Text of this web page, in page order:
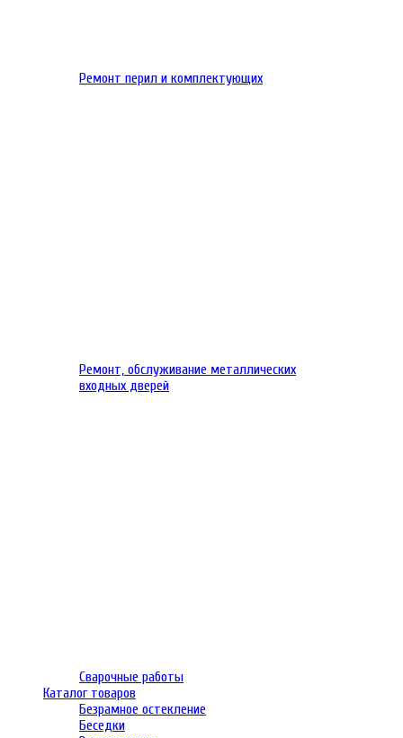
Ремонт перил и комплектующих
Ремонт, обслуживание металлических
входных дверей
Сварочные работы
Каталог товаров
Безрамное остекление
Беседки